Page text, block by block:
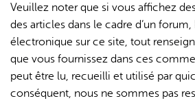
Veuillez noter que si vous affichez
des articles dans le cadre d’un
électronique sur ce site, tout
que vous fournissez dans ces
peut être lu, recueilli et utilisé par
conséquent, nous ne sommes pas